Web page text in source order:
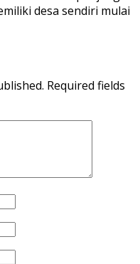
desa sendiri mulai
Required fields